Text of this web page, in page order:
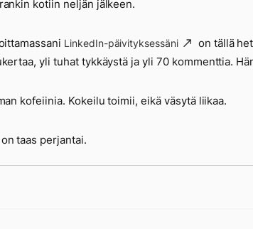
kotiin neljän jälkeen.
LinkedIn-päivityksessäni
on tällä
yli tuhat tykkäystä ja yli 70 kommenttia.
kofeiinia. Kokeilu toimii, eikä väsytä liikaa.
taas perjantai.